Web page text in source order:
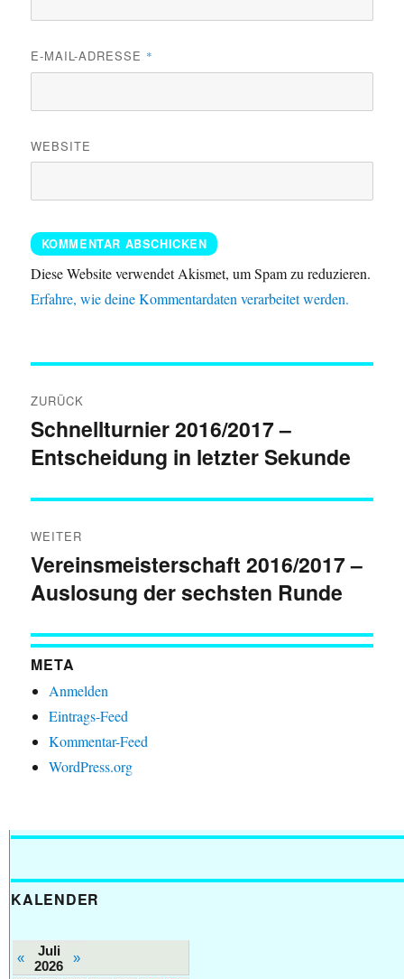
E-MAIL-ADRESSE *
WEBSITE
Diese Website verwendet Akismet, um Spam zu reduzieren.
Erfahre, wie deine Kommentardaten verarbeitet werden.
ZURÜCK
Vorheriger
Beitrag:
Schnellturnier 2016/2017 –
Entscheidung in letzter Sekunde
WEITER
Nächster
Beitrag:
Vereinsmeisterschaft 2016/2017 –
Auslosung der sechsten Runde
META
Anmelden
Eintrags-Feed
Kommentar-Feed
WordPress.org
KALENDER
«
Juli
2026
»